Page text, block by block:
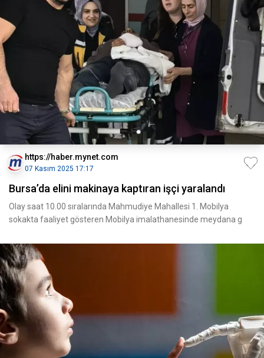
https://haber.mynet.com
07 Kasım 2025 17:17
Bursa’da elini makinaya kaptıran işçi yaralandı
Olay saat 10.00 sıralarında Mahmudiye Mahallesi 1. Mobilya
sokakta faaliyet gösteren Mobilya imalathanesinde meydana g